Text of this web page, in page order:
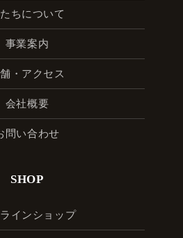
ちについて
事業案内
・アクセス
会社概要
問い合わせ
SHOP
インショップ